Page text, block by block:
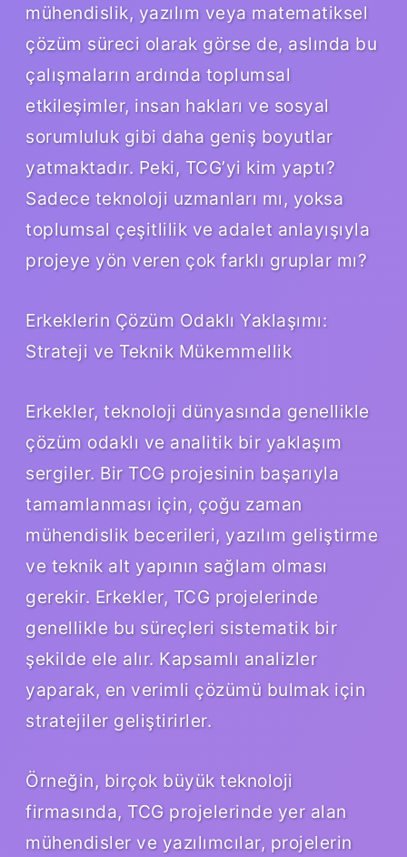
mühendislik, yazılım veya matematiksel
çözüm süreci olarak görse de, aslında bu
çalışmaların ardında toplumsal
etkileşimler, insan hakları ve sosyal
sorumluluk gibi daha geniş boyutlar
yatmaktadır. Peki, TCG’yi kim yaptı?
Sadece teknoloji uzmanları mı, yoksa
toplumsal çeşitlilik ve adalet anlayışıyla
projeye yön veren çok farklı gruplar mı?
Erkeklerin Çözüm Odaklı Yaklaşımı:
Strateji ve Teknik Mükemmellik
Erkekler, teknoloji dünyasında genellikle
çözüm odaklı ve analitik bir yaklaşım
sergiler. Bir TCG projesinin başarıyla
tamamlanması için, çoğu zaman
mühendislik becerileri, yazılım geliştirme
ve teknik alt yapının sağlam olması
gerekir. Erkekler, TCG projelerinde
genellikle bu süreçleri sistematik bir
şekilde ele alır. Kapsamlı analizler
yaparak, en verimli çözümü bulmak için
stratejiler geliştirirler.
Örneğin, birçok büyük teknoloji
firmasında, TCG projelerinde yer alan
mühendisler ve yazılımcılar, projelerin